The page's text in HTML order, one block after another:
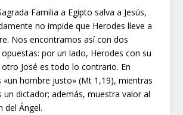
Familia a Egipto salva a Jesús,
no impide que Herodes lleve a
Nos encontramos así con dos
por un lado, Herodes con su
José es todo lo contrario. En
«un hombre justo» (Mt 1,19), mientras
un dictador; además, muestra valor al
del Ángel.